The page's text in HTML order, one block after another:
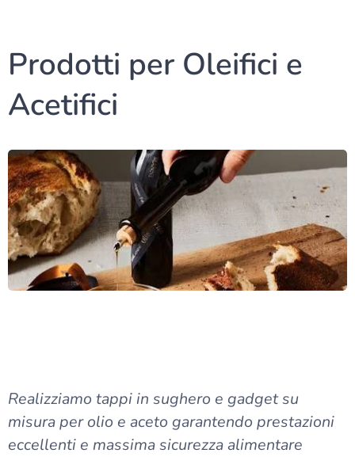
Prodotti per Oleifici e
Acetifici
Realizziamo tappi in sughero e gadget su
misura per olio e aceto garantendo prestazioni
eccellenti e massima sicurezza alimentare